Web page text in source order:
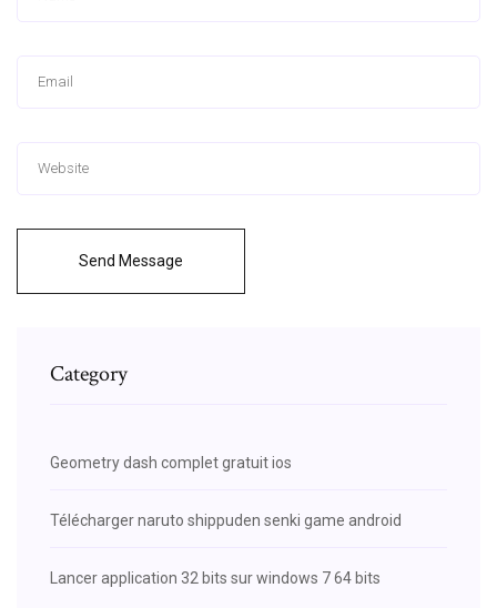
Send Message
Category
Geometry dash complet gratuit ios
Télécharger naruto shippuden senki game android
Lancer application 32 bits sur windows 7 64 bits